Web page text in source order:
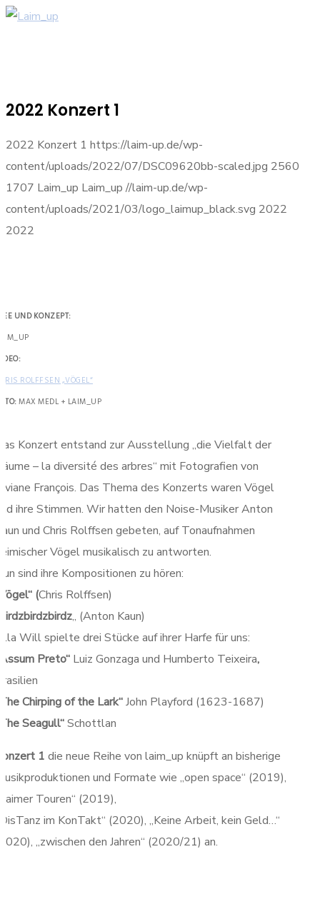
2022 Konzert 1
2022 Konzert 1 https://laim-up.de/wp-
content/uploads/2022/07/DSC09620bb-scaled.jpg 2560
1707 Laim_up Laim_up //laim-up.de/wp-
content/uploads/2021/03/logo_laimup_black.svg 2022
2022
UND KONZEPT:
ROLFFSEN „VÖGEL“
MAX MEDL + LAIM_UP
Konzert entstand zur Ausstellung „die Vielfalt der
– la diversité des arbres“ mit Fotografien von
François. Das Thema des Konzerts waren Vögel
ihre Stimmen. Wir hatten den Noise-Musiker Anton
und Chris Rolffsen gebeten, auf Tonaufnahmen
Vögel musikalisch zu antworten.
sind ihre Kompositionen zu hören:
(Chris Rolffsen)
„ (Anton Kaun)
Will spielte drei Stücke auf ihrer Harfe für uns:
Preto“ Luiz Gonzaga und Humberto Teixeira,
Chirping of the Lark“John Playford (1623-1687)
Seagull“Schottlan
1 die neue Reihe von laim_up knüpft an bisherige
und Formate wie „open space“ (2019),
Touren“ (2019),
im KonTakt“ (2020), „Keine Arbeit, kein Geld…“
„zwischen den Jahren“ (2020/21) an.